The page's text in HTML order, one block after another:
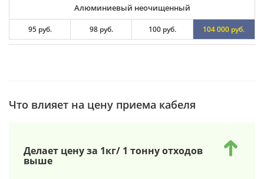
Алюминиевый неочищенный
95 руб. 98 руб. 100 руб. 104 000 руб.
Что влияет на цену приема кабеля
Делает цену за 1кг/ 1 тонну отходов
выше